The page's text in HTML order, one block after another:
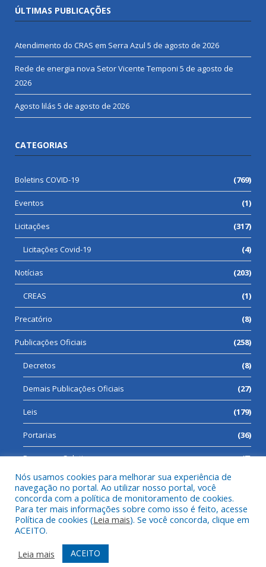
ÚLTIMAS PUBLICAÇÕES
Atendimento do CRAS em Serra Azul 5 de agosto de 2026
Rede de energia nova Setor Vicente Temponi 5 de agosto de
2026
Agosto lilás 5 de agosto de 2026
CATEGORIAS
Boletins COVID-19 (769)
Eventos (1)
Licitações (317)
Licitações Covid-19 (4)
Notícias (203)
CREAS (1)
Precatório (8)
Publicações Oficiais (258)
Decretos (8)
Demais Publicações Oficiais (27)
Leis (179)
Portarias (36)
Processos Seletivos (7)
Todos os direitos reservados a Prefeitura Municipal de Cumaru
do Norte.
Mapa do Site
Acessar Área Administrativa
Acessar Webmail
Nós usamos cookies para melhorar sua experiência de
navegação no portal. Ao utilizar nosso portal, você
concorda com a política de monitoramento de cookies.
Para ter mais informações sobre como isso é feito, acesse
Política de cookies (Leia mais). Se você concorda, clique em
ACEITO.
Leia mais
ACEITO